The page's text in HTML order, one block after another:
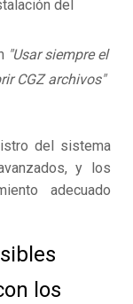
del
"Usar siempre el
CGZ archivos"
del sistema
y los
adecuado
los